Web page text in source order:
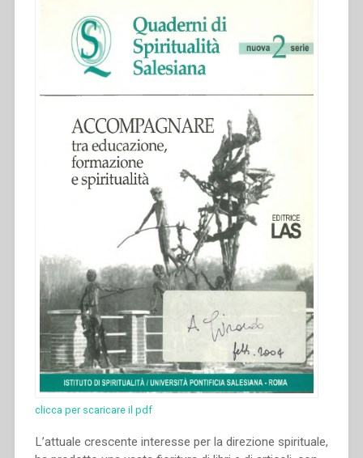
alla
metà
del
secolo
XX.
del
Congresso
internazionale
di
Storia
Salesiana
Roma,
23
novembre
2014””
clicca per scaricare il pdf
L’attuale crescente interesse per la direzione spirituale,